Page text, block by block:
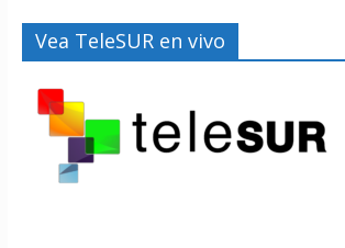
Vea TeleSUR en vivo